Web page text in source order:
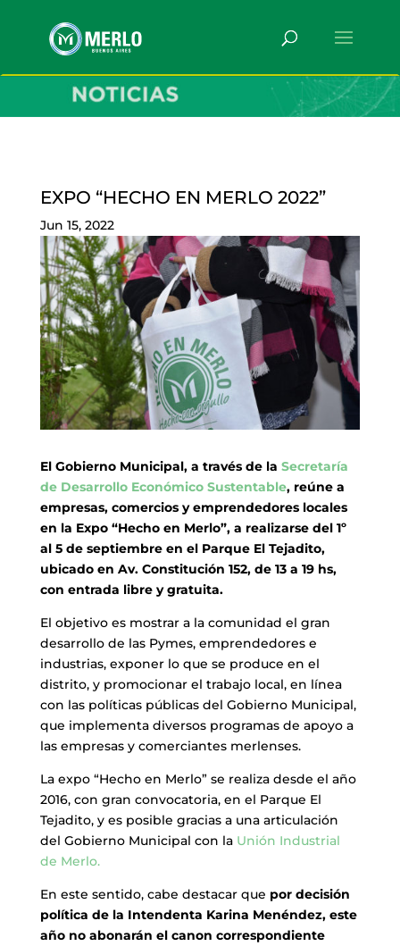
EXPO “HECHO EN MERLO 2022”
Jun 15, 2022
El Gobierno Municipal, a través de la Secretaría
de Desarrollo Económico Sustentable, reúne a
empresas, comercios y emprendedores locales
en la Expo “Hecho en Merlo”, a realizarse del 1º
al 5 de septiembre en el Parque El Tejadito,
ubicado en Av. Constitución 152, de 13 a 19 hs,
con entrada libre y gratuita.
El objetivo es mostrar a la comunidad el gran
desarrollo de las Pymes, emprendedores e
industrias, exponer lo que se produce en el
distrito, y promocionar el trabajo local, en línea
con las políticas públicas del Gobierno Municipal,
que implementa diversos programas de apoyo a
las empresas y comerciantes merlenses.
La expo “Hecho en Merlo” se realiza desde el año
2016, con gran convocatoria, en el Parque El
Tejadito, y es posible gracias a una articulación
del Gobierno Municipal con la Unión Industrial
de Merlo.
En este sentido, cabe destacar que por decisión
política de la Intendenta Karina Menéndez, este
año no abonarán el canon correspondiente